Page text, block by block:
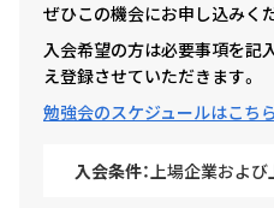
ぜひこの機会にお申し込みく
入会希望の方は必要事項を記
え登録させていただきます。
勉強会のスケジュールはこちら
入会条件：上場企業およ